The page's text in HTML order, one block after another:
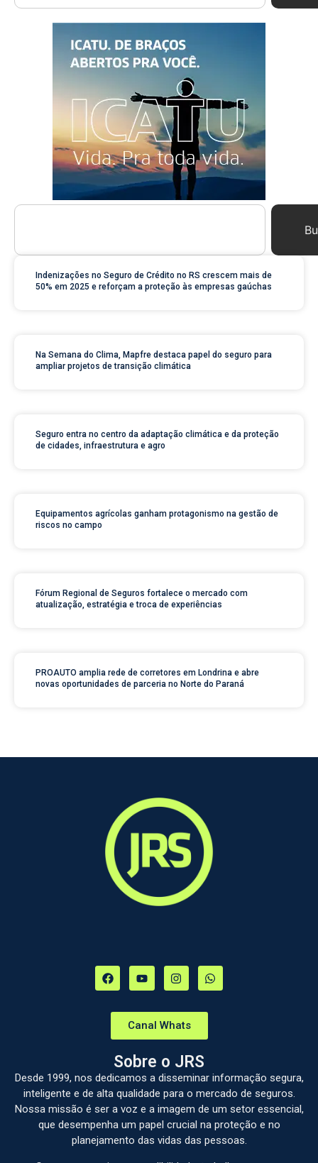
Indenizações no Seguro de Crédito no RS crescem mais de
50% em 2025 e reforçam a proteção às empresas gaúchas
Na Semana do Clima, Mapfre destaca papel do seguro para
ampliar projetos de transição climática
Seguro entra no centro da adaptação climática e da proteção
de cidades, infraestrutura e agro
Equipamentos agrícolas ganham protagonismo na gestão de
riscos no campo
Fórum Regional de Seguros fortalece o mercado com
atualização, estratégia e troca de experiências
PROAUTO amplia rede de corretores em Londrina e abre
novas oportunidades de parceria no Norte do Paraná
Canal Whats
Sobre o JRS
Desde 1999, nos dedicamos a disseminar informação segura,
inteligente e de alta qualidade para o mercado de seguros.
Nossa missão é ser a voz e a imagem de um setor essencial,
que desempenha um papel crucial na proteção e no
planejamento das vidas das pessoas.